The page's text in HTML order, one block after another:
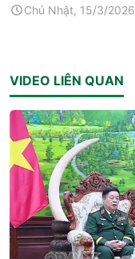
Chủ Nhật, 15/3/2026
VIDEO LIÊN QUAN